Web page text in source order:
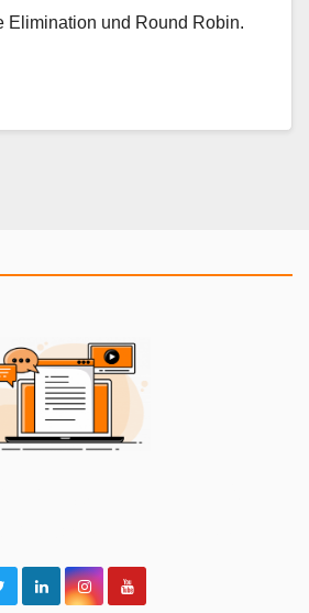
Elimination und Round Robin.